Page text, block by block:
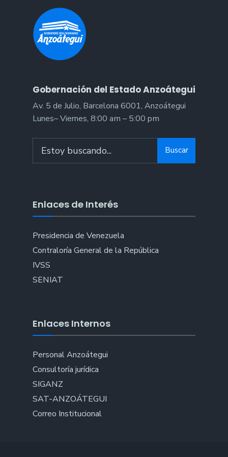
Gobernación del Estado Anzoátegui
Av. 5 de Julio, Barcelona 6001, Anzoátegui
Lunes– Viernes, 8:00 am – 5:00 pm
Buscar
Enlaces de Interés
Presidencia de Venezuela
Contraloría General de la República
IVSS
SENIAT
Enlaces Internos
Personal Anzoátegui
Consultoría jurídica
SIGANZ
SAT-ANZOÁTEGUI
Correo Institucional